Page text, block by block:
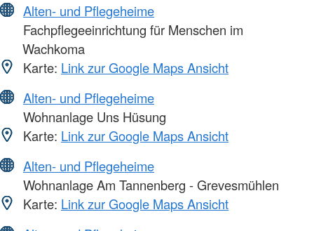
Alten- und Pflegeheime
Fachpflegeeinrichtung für Menschen im
Wachkoma
Karte: Link zur Google Maps Ansicht
Alten- und Pflegeheime
Wohnanlage Uns Hüsung
Karte: Link zur Google Maps Ansicht
Alten- und Pflegeheime
Wohnanlage Am Tannenberg - Grevesmühlen
Karte: Link zur Google Maps Ansicht